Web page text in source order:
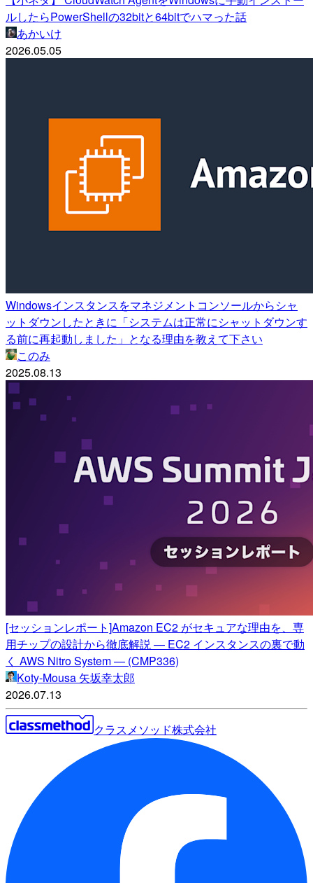
ルしたらPowerShellの32bitと64bitでハマった話
あかいけ
2026.05.05
Windowsインスタンスをマネジメントコンソールからシャ
ットダウンしたときに「システムは正常にシャットダウンす
る前に再起動しました」となる理由を教えて下さい
このみ
2025.08.13
[セッションレポート]Amazon EC2 がセキュアな理由を、専
用チップの設計から徹底解説 — EC2 インスタンスの裏で動
く AWS Nitro System — (CMP336)
Koty-Mousa 矢坂幸太郎
2026.07.13
クラスメソッド株式会社